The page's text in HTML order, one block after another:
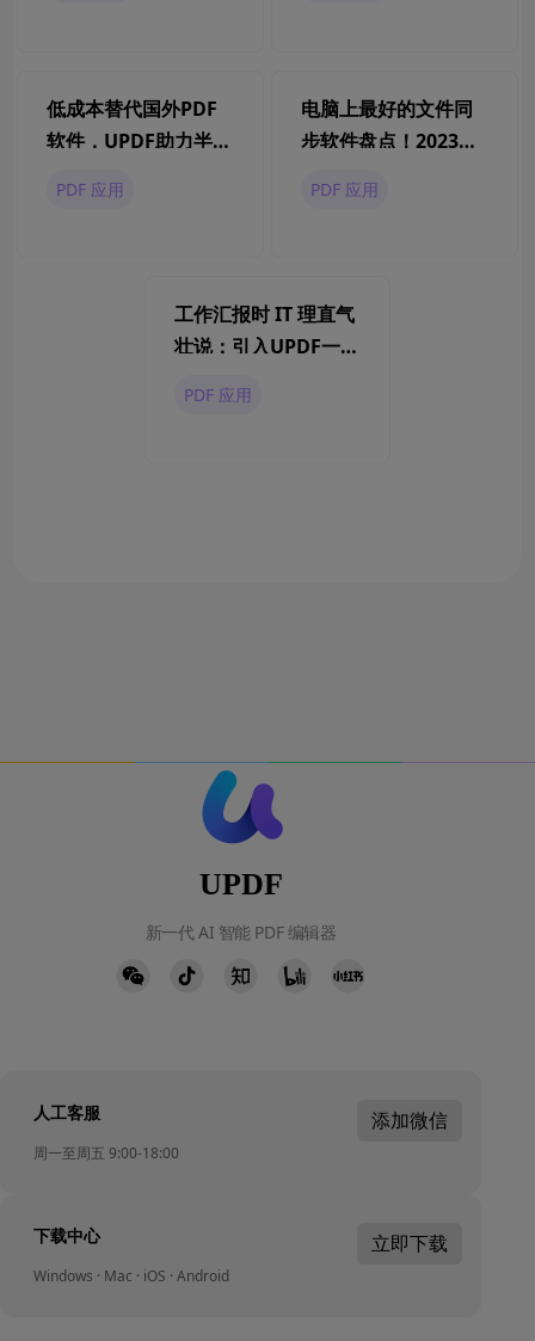
低成本替代国外PDF
软件，UPDF助力半导
PDF 应用
电脑上最好的文件同
步软件盘点！2023最
PDF 应用
工作汇报时 IT 理直气
壮说：引入UPDF一次
PDF 应用
UPDF
新一代 AI 智能 PDF 编辑器
人工客服
周一至周五 9:00-18:00
添加微信
下载中心
Windows · Mac · iOS · Android
立即下载